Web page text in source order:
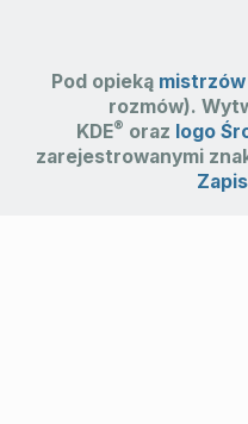
Pod opieką mistrzów
rozmów).
KDE® oraz logo
zarejestrowanymi